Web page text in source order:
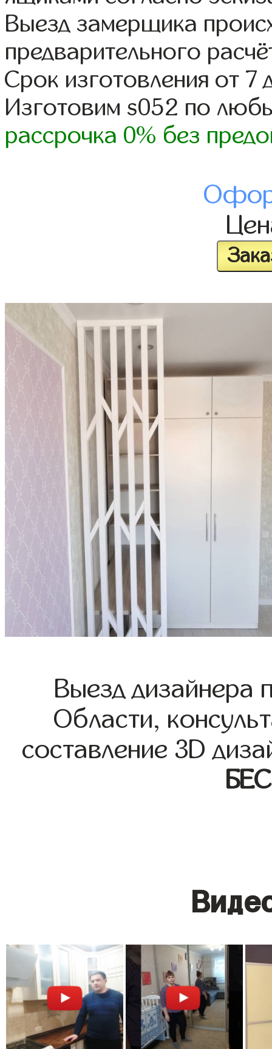
Выезд замерщика
предварительного
Срок изготовления от 7
Изготовим s052 по
рассрочка 0% без
Выезд дизайнера
Области,
составление 3D